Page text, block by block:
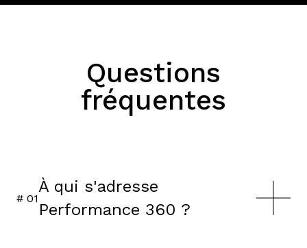
Questions
fréquentes
# 01
À qui s'adresse
Performance 360 ?